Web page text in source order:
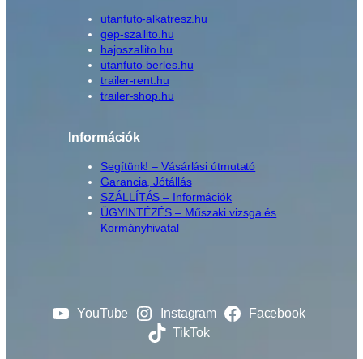
utanfuto-alkatresz.hu
gep-szallito.hu
hajoszallito.hu
utanfuto-berles.hu
trailer-rent.hu
trailer-shop.hu
Információk
Segítünk! – Vásárlási útmutató
Garancia, Jótállás
SZÁLLÍTÁS – Információk
ÜGYINTÉZÉS – Műszaki vizsga és
Kormányhivatal
YouTube Instagram
Facebook
TikTok